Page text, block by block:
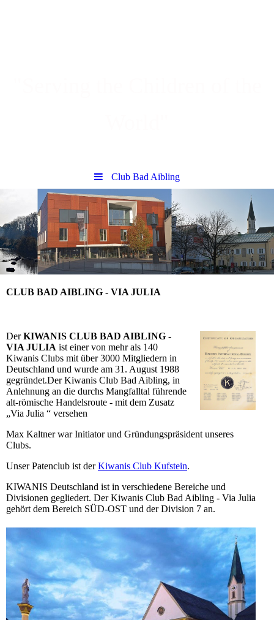
Club Bad Aibling
CLUB BAD AIBLING - VIA JULIA
DerKIWANIS CLUB BAD AIBLING -
VIA JULIA ist einer von mehr als 140
Kiwanis Clubs mit über 3000 Mitgliedern in
Deutschland und wurde am 31. August 1988
gegründet.Der Kiwanis Club Bad Aibling, in
Anlehnung an die durchs Mangfalltal führende
alt-römische Handelsroute - mit dem Zusatz
„Via Julia “ versehen
Max Kaltner war Initiator und Gründungspräsident unseres
Clubs.
Unser Patenclub ist derKiwanis Club Kufstein.
KIWANIS Deutschland ist in verschiedene Bereiche und
Divisionen gegliedert. Der Kiwanis Club Bad Aibling - Via Julia
gehört dem Bereich SÜD-OST und der Division 7 an.